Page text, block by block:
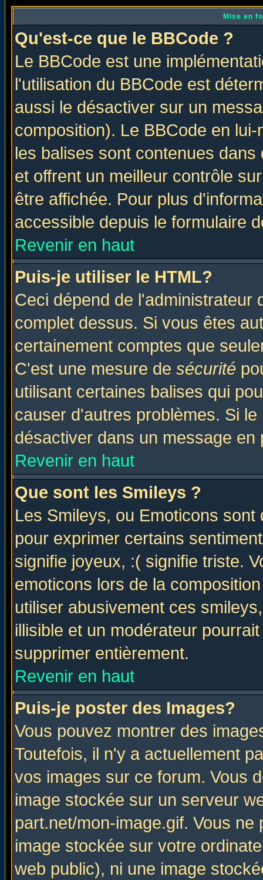
Mise en
Qu'est-ce que le BBCode ?
Le BBCode est une
l'utilisation du BBCode est
aussi le désactiver sur un
composition). Le BBCode en
les balises sont contenues
et offrent un meilleur contrôle
être affichée. Pour plus
accessible depuis le formulaire
Revenir en haut
Puis-je utiliser le HTML?
Ceci dépend de l'administrateur
complet dessus. Si vous êtes
certainement comptes que
C'est une mesure de sécurité
utilisant certaines balises qui
causer d'autres problèmes. Si
désactiver dans un message
Revenir en haut
Que sont les Smileys ?
Les Smileys, ou Emoticons
pour exprimer certains
signifie joyeux, :( signifie triste.
emoticons lors de la
utiliser abusivement ces
illisible et un modérateur
supprimer entièrement.
Revenir en haut
Puis-je poster des Images?
Vous pouvez montrer des
Toutefois, il n'y a actuellement
vos images sur ce forum. Vous
image stockée sur un serveur
part.net/mon-image.gif. Vous
image stockée sur votre
web public), ni une image